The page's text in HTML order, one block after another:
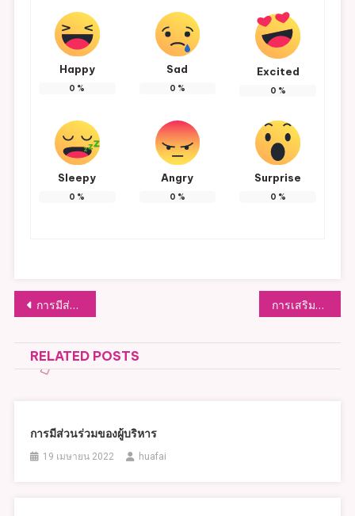
Happy
0 %
Sad
0 %
Excited
0 %
Sleepy
0 %
Angry
0 %
Surprise
0 %
แนะแนว
เรื่อง
การมีส่วนร่วมของผู้บริหาร การเสริมสร้างวัฒนธรรมองค์กร
RELATED POSTS
การมีส่วนร่วมของผู้บริหาร
19 เมษายน 2022 huafai